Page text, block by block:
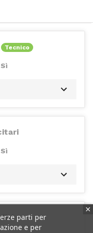
parti per
e per
Tecnico
Sì
Sì